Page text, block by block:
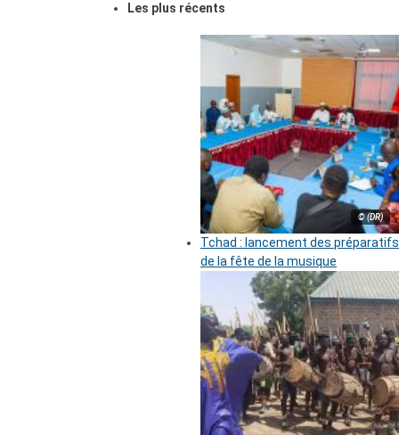
Les plus récents
© (DR)
Tchad : lancement des préparatifs
de la fête de la musique